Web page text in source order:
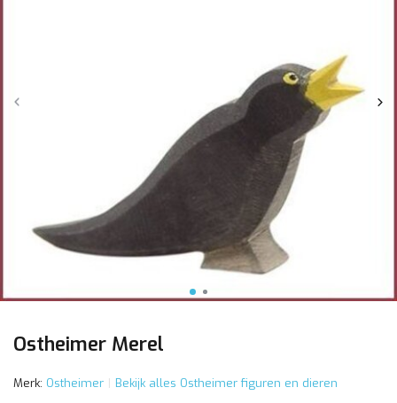
Ostheimer Merel
Merk: Ostheimer Bekijk alles Ostheimer figuren en dieren